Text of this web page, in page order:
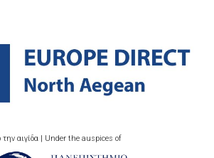
την αιγίδα | Under the auspices of